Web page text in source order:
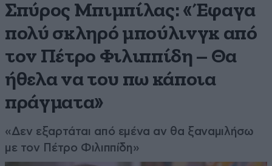
Σπύρος Μπιμπίλας: «Έφαγα
πολύ σκληρό μπούλινγκ από
τον Πέτρο Φιλιππίδη – Θα
ήθελα να του πω κάποια
πράγματα»
«Δεν εξαρτάται από εμένα αν θα ξαναμιλήσω
με τον Πέτρο Φιλιππίδη»